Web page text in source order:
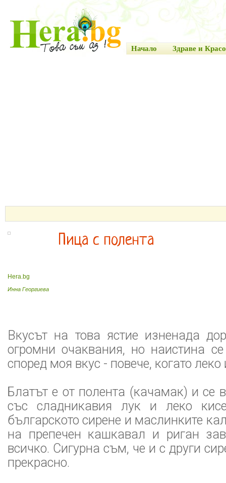
Начало Здраве и
Пица с полента
Hera.bg
Инна Георгиева
Вкусът на това ястие изненада
огромни очаквания, но наистина
според моя вкус - повече, когато леко
Блатът е от полента (качамак) и се
със сладникавия лук и леко
българското сирене и маслинките
на препечен кашкавал и риган
всичко. Сигурна съм, че и с други
прекрасно.